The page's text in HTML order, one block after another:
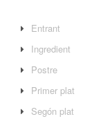
Entrant
Ingredient
Postre
Primer plat
Segón plat